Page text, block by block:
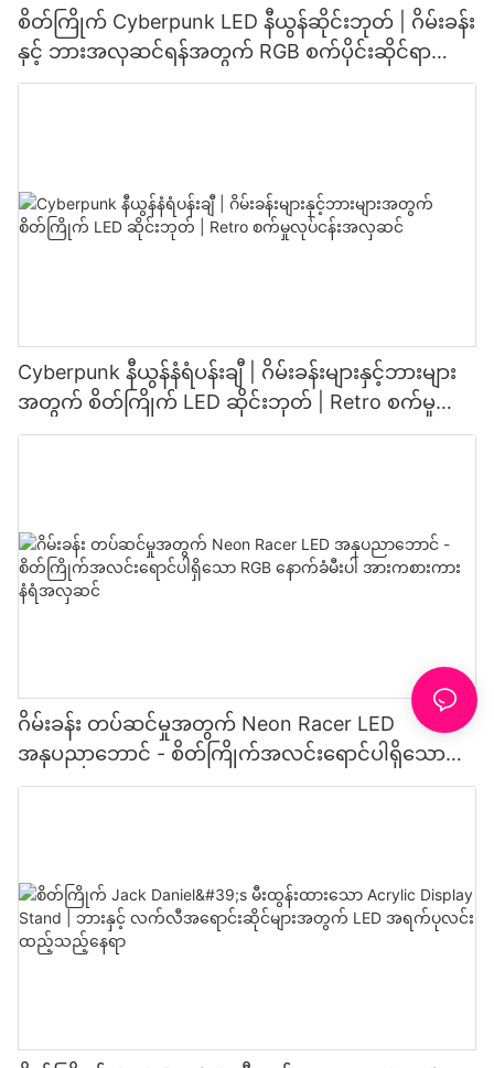
စိတ်ကြိုက် Cyberpunk LED နီယွန်ဆိုင်းဘုတ် | ဂိမ်းခန်း
နှင့် ဘားအလှဆင်ရန်အတွက် RGB စက်ပိုင်းဆိုင်ရာ
နှလုံးသား နံရံပန်းချီ
Cyberpunk နီယွန်နံရံပန်းချီ | ဂိမ်းခန်းများနှင့်ဘားများ
အတွက် စိတ်ကြိုက် LED ဆိုင်းဘုတ် | Retro စက်မှု
လုပ်ငန်းအလှဆင်
ဂိမ်းခန်း တပ်ဆင်မှုအတွက် Neon Racer LED
အနုပညာဘောင် - စိတ်ကြိုက်အလင်းရောင်ပါရှိသော
RGB နောက်ခံမီးပါ အားကစားကား နံရံအလှဆင်